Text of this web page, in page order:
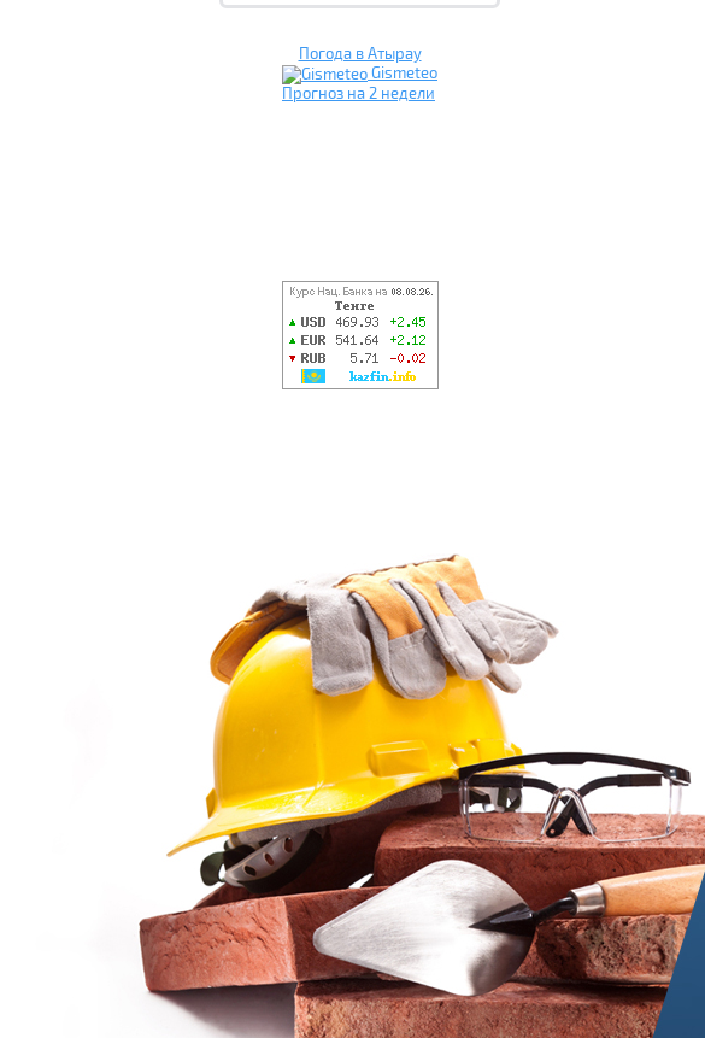
Погода в Атырау
Gismeteo
Прогноз на 2 недели